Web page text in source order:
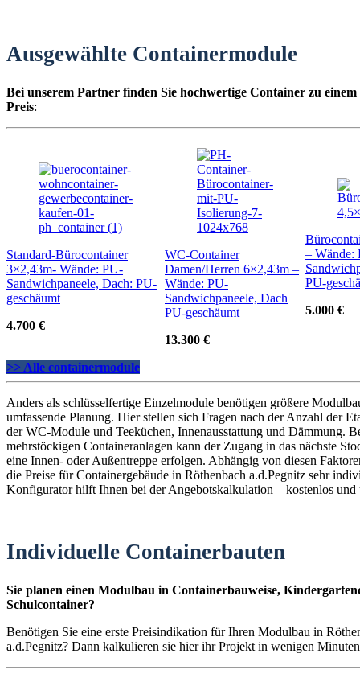
Ausgewählte Containermodule
Bei unserem Partner finden Sie hochwertige Container zu einem
Preis:
Standard-Bürocontainer
3×2,43m- Wände: PU-
Sandwichpaneele, Dach: PU-
geschäumt
4.700 €
WC-Container
Damen/Herren 6×2,43m –
Wände: PU-
Sandwichpaneele, Dach
PU-geschäumt
13.300 €
– Wände:
PU-
5.000 €
>> Alle containermodule
Anders als schlüsselfertige Einzelmodule benötigen größere
umfassende Planung. Hier stellen sich Fragen nach der Anzahl der
der WC-Module und Teeküchen, Innenausstattung und Dämmung.
mehrstöckigen Containeranlagen kann der Zugang in das nächste
eine Innen- oder Außentreppe erfolgen. Abhängig von diesen
die Preise für Containergebäude in Röthenbach a.d.Pegnitz sehr
Konfigurator hilft Ihnen bei der Angebotskalkulation – kostenlos
Individuelle Containerbauten
Sie planen einen Modulbau in Containerbauweise,
Schulcontainer?
Benötigen Sie eine erste Preisindikation für Ihren Modulbau in
a.d.Pegnitz? Dann kalkulieren sie hier ihr Projekt in wenigen